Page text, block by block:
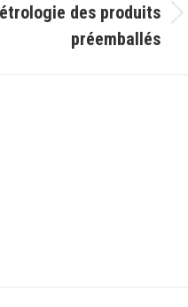
des produits
préemballés